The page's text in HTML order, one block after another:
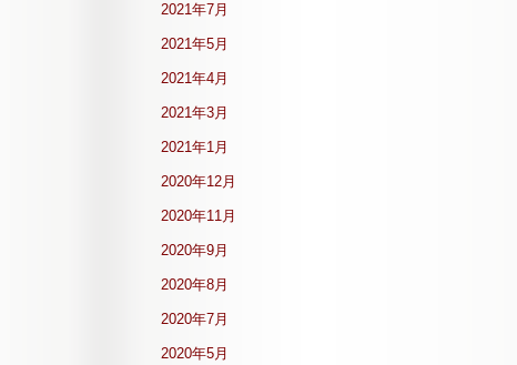
2021年7月
2021年5月
2021年4月
2021年3月
2021年1月
2020年12月
2020年11月
2020年9月
2020年8月
2020年7月
2020年5月